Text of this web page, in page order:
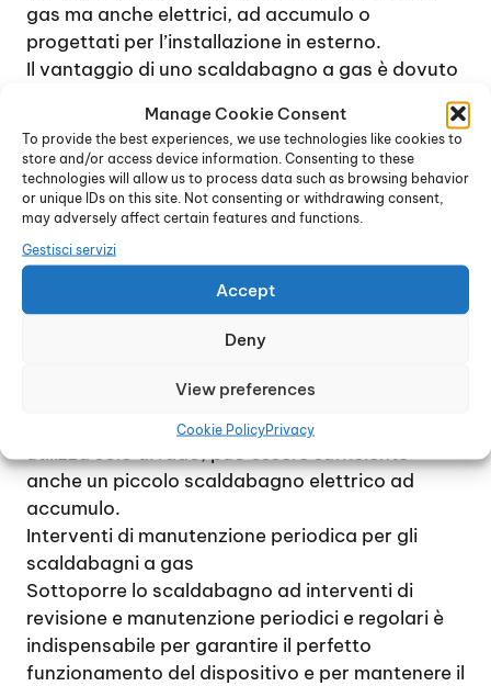
Manage Cookie Consent
To provide the best experiences, we use technologies like cookies to
store and/or access device information. Consenting to these
technologies will allow us to process data such as browsing behavior
or unique IDs on this site. Not consenting or withdrawing consent,
may adversely affect certain features and functions.
Gestisci servizi
Accept
Deny
View preferences
Cookie PolicyPrivacy
gas ma anche elettrici, ad accumulo o
progettati per l’installazione in esterno.
Il vantaggio di uno scaldabagno a gas è dovuto
soprattutto al costo di gestione inferiore, anche
se l’installazione in genere è più costosa, in
quanto richiede tutte le precauzioni necessarie
per un dispositivo dotato di bruciatore. La
decisione di installare uno scaldabagno a gas o
elettrico è relativa alle necessità e all’uso che si
intende fare del dispositivo.
Nel caso di una famiglia che consuma
quantitativi consistenti di acqua calda ogni
giorno, la soluzione migliore è quella di uno
l’esigenza di disporre di acqua calda è minima,
ad esempio un piccolo ufficio o una casa che si
utilizza solo di rado, può essere sufficiente
anche un piccolo scaldabagno elettrico ad
accumulo.
Interventi di manutenzione periodica per gli
scaldabagni a gas
Sottoporre lo scaldabagno ad interventi di
revisione e manutenzione periodici e regolari è
indispensabile per garantire il perfetto
funzionamento del dispositivo e per mantenere il